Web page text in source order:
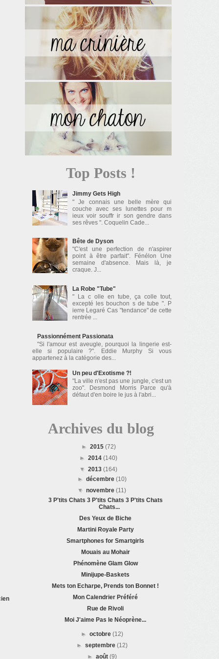
Top Posts !
Jimmy Gets High
" Je connais une belle mère qui
couche avec ses lunettes pour m
ieux voir souffr ir son gendre dans
ses rêves ". Coquelin Cade...
Bête de Dyson
"C'est une perfection de n'aspirer
point à être parfait". Fénélon Une
semaine d'absence. Mais là, je
craque. J...
La Robe "Tube"
" La c olle en tube, ça colle tout,
excepté les bouchon s de tube ". P
ierre Legaré Cas "tendance" de cette
rentrée ...
Passionnément Passionata
"Si l'amour est aveugle, pourquoi la lingerie est-
elle si populaire ?". Eddie Murphy Si vous
appartenez à la catégorie des...
Un peu d'Exotisme ?!
"La ville n'est pas une jungle, c'est un
zoo". Desmond Morris Parce qu'à
défaut d'en boire le jus à l'abri...
Archives du blog
► 2015 (72)
► 2014 (140)
▼ 2013 (164)
► décembre (10)
▼novembre(11)
3 P'tits Chats 3 P'tits Chats 3 P'tits Chats
Chats...
Des Yeux de Biche
Martini Royale Party
Smartphones for Smartgirls
Mouais au Mohair
Phénomène Glam Glow
Minijupe-Baskets
Mets ton Echarpe, Prends ton Bonnet !
Mon Calendrier Préféré
Rue de Rivoli
Moi J'aime Pas le Néoprène...
► octobre (12)
► septembre (12)
► août (9)